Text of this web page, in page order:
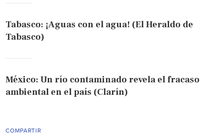
Tabasco: ¡Aguas con el agua! (El Heraldo de
Tabasco)
México: Un río contaminado revela el fracaso
ambiental en el país (Clarín)
COMPARTIR